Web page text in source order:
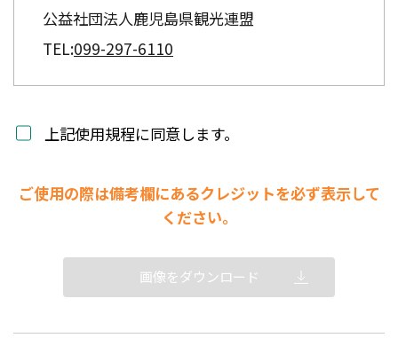
公益社団法人鹿児島県観光連盟
TEL:099-297-6110
上記使用規程に同意します。
ご使用の際は備考欄にあるクレジットを必ず表示して
ください。
画像をダウンロード